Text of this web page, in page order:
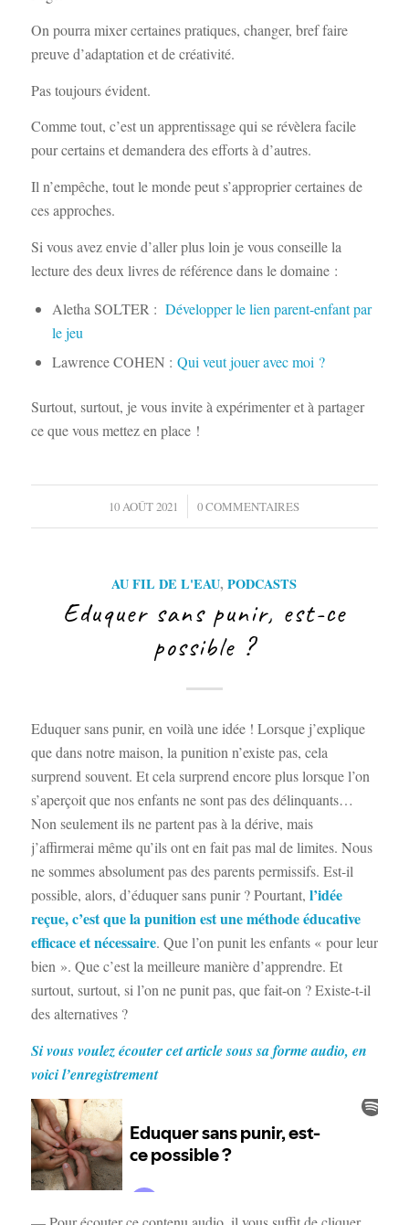
On pourra mixer certaines pratiques, changer, bref faire
preuve d’adaptation et de créativité.
Pas toujours évident.
Comme tout, c’est un apprentissage qui se révèlera facile
pour certains et demandera des efforts à d’autres.
Il n’empêche, tout le monde peut s’approprier certaines de
ces approches.
Si vous avez envie d’aller plus loin je vous conseille la
lecture des deux livres de référence dans le domaine :
Aletha SOLTER : Développer le lien parent-enfant par
le jeu
Lawrence COHEN : Qui veut jouer avec moi ?
Surtout, surtout, je vous invite à expérimenter et à partager
ce que vous mettez en place !
10 AOÛT 2021
/ 0 COMMENTAIRES
AU FIL DE L'EAU,PODCASTS
Eduquer sans punir, est-ce
possible ?
Eduquer sans punir, en voilà une idée ! Lorsque j’explique
que dans notre maison, la punition n’existe pas, cela
surprend souvent. Et cela surprend encore plus lorsque l’on
s’aperçoit que nos enfants ne sont pas des délinquants…
Non seulement ils ne partent pas à la dérive, mais
j’affirmerai même qu’ils ont en fait pas mal de limites. Nous
ne sommes absolument pas des parents permissifs. Est-il
possible, alors, d’éduquer sans punir ? Pourtant, l’idée
reçue, c’est que la punition est une méthode éducative
efficace et nécessaire. Que l’on punit les enfants « pour leur
bien ». Que c’est la meilleure manière d’apprendre. Et
surtout, surtout, si l’on ne punit pas, que fait-on ? Existe-t-il
des alternatives ?
Si vous voulez écouter cet article sous sa forme audio, en
voici l’enregistrement